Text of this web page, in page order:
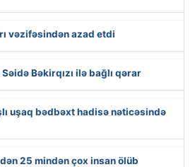
vəzifəsindən azad etdi
Bəkirqızı ilə bağlı qərar
uşaq bədbəxt hadisə nəticəsində
25 mindən çox insan ölüb